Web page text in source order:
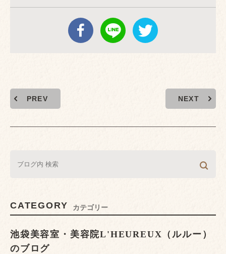
PREV NEXT
CATEGORY カテゴリー
池袋美容室・美容院L'HEUREUX（ルルー）
のブログ